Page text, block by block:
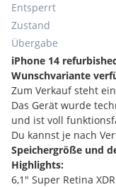
Entsperrt
Zustand
Übergabe
iPhone 14
Wunschvariante
Zum Verkauf steht
Das Gerät wurde
und ist voll
Du kannst je nach
Speichergröße und
Highlights:
6,1" Super Retina